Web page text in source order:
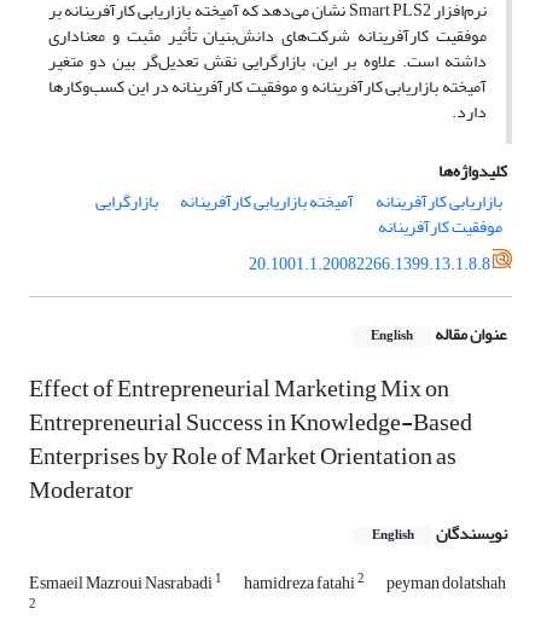
نرم‌افزار Smart PLS2 نشان می‌دهد که آمیخته بازاریابی کارآفرینانه بر
موفقیت کارآفرینانه شرکت‌های دانش‌بنیان تأثیر مثبت و معناداری
داشته است. علاوه بر این، بازارگرایی نقش تعدیل‌گر بین دو متغیر
آمیخته بازاریابی کارآفرینانه و موفقیت کارآفرینانه در این کسب‌وکارها
دارد.
کلیدواژه‌ها
بازاریابی کارآفرینانه
آمیخته بازاریابی کارآفرینانه بازارگرایی
موفقیت کارآفرینانه
20.1001.1.20082266.1399.13.1.8.8
عنوان مقاله English
Effect of Entrepreneurial Marketing Mix on
Entrepreneurial Success in Knowledge-Based
Enterprises by Role of Market Orientation as
Moderator
نویسندگان English
Esmaeil Mazroui Nasrabadi1 hamidreza fatahi2 peyman dolatshah
2